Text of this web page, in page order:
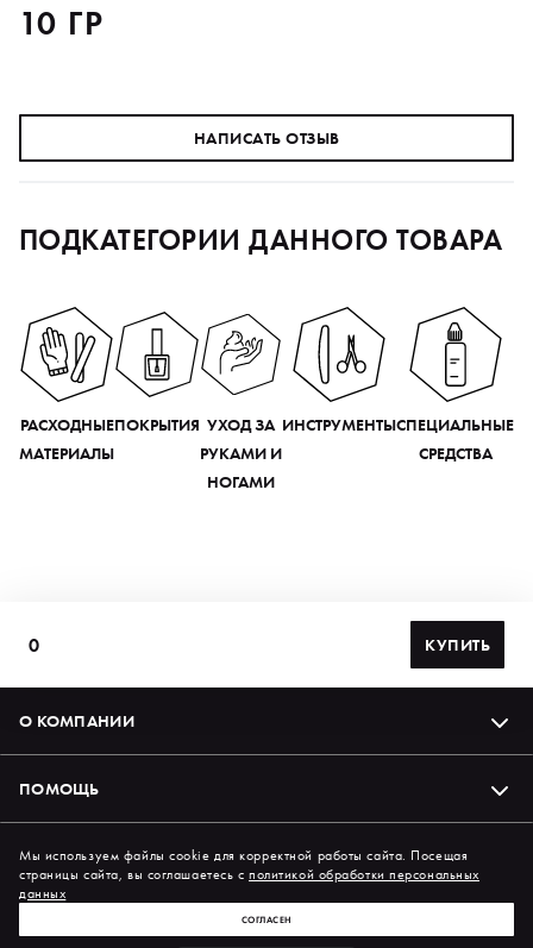
10 ГР
НАПИСАТЬ ОТЗЫВ
ПОДКАТЕГОРИИ ДАННОГО ТОВАРА
РАСХОДНЫЕ
МАТЕРИАЛЫ
ПОКРЫТИЯ УХОД ЗА
РУКАМИ И
НОГАМИ
ИНСТРУМЕНТЫСПЕЦИАЛЬНЫЕ
СРЕДСТВА
0 КУПИТЬ
О КОМПАНИИ
ПОМОЩЬ
Подпишись на нас в соцсетях
Мы используем файлы cookie для корректной работы сайта. Посещая
страницы сайта, вы соглашаетесь сполитикой обработки персональных
данных
СОГЛАСЕН